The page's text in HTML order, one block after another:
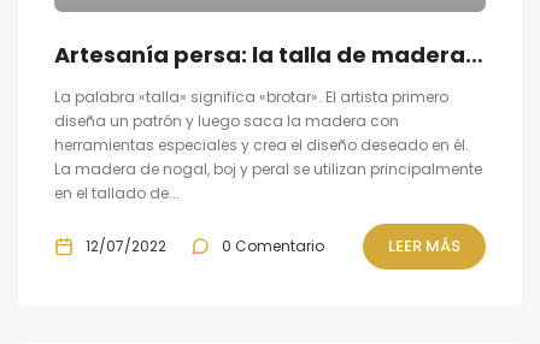
Artesanía persa: la talla de madera (o Monabat kari.)
La palabra «talla» significa «brotar». El artista primero
diseña un patrón y luego saca la madera con
herramientas especiales y crea el diseño deseado en él.
La madera de nogal, boj y peral se utilizan principalmente
en el tallado de...
12/07/2022 0 Comentario LEER MÁS